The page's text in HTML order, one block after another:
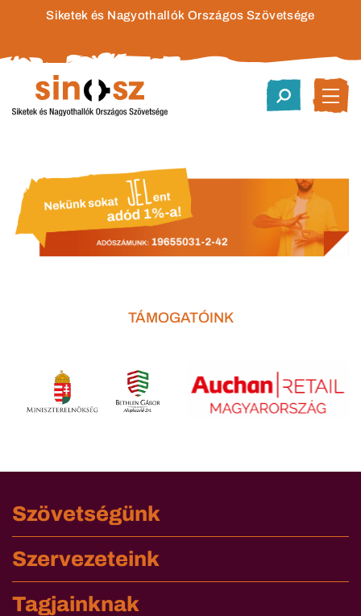
Siketek és Nagyothallók Országos Szövetsége
TÁMOGATÓINK
Szövetségünk
Szervezeteink
Tagjainknak